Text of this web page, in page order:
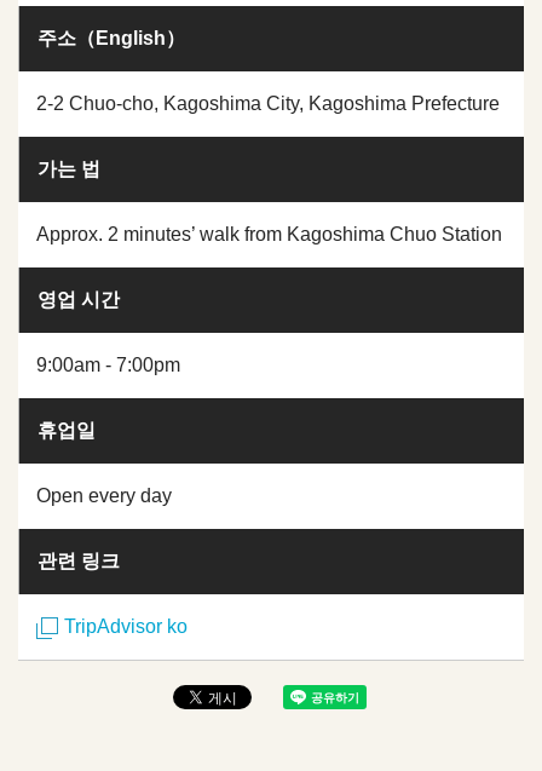
주소（English）
2-2 Chuo-cho, Kagoshima City, Kagoshima Prefecture
가는 법
Approx. 2 minutes’ walk from Kagoshima Chuo Station
영업 시간
9:00am - 7:00pm
휴업일
Open every day
관련 링크
TripAdvisor ko